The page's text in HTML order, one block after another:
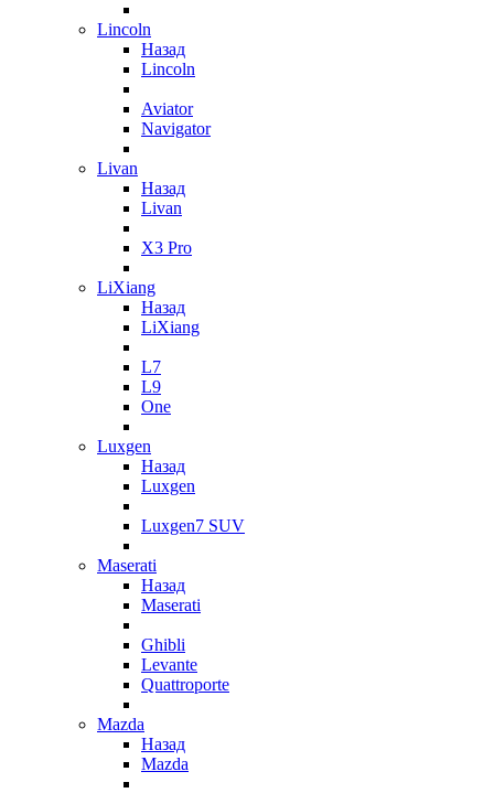
Lincoln
Назад
Lincoln
Aviator
Navigator
Livan
Назад
Livan
X3 Pro
LiXiang
Назад
LiXiang
L7
L9
One
Luxgen
Назад
Luxgen
Luxgen7 SUV
Maserati
Назад
Maserati
Ghibli
Levante
Quattroporte
Mazda
Назад
Mazda